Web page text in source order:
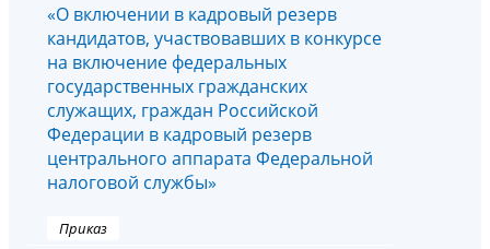
«О включении в кадровый резерв
кандидатов, участвовавших в конкурсе
на включение федеральных
государственных гражданских
служащих, граждан Российской
Федерации в кадровый резерв
центрального аппарата Федеральной
налоговой службы»
Приказ